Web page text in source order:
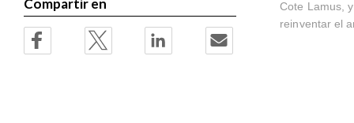
Cote Lamus,
reinventar el
Compartir en